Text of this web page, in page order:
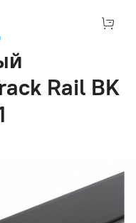
Rail BK